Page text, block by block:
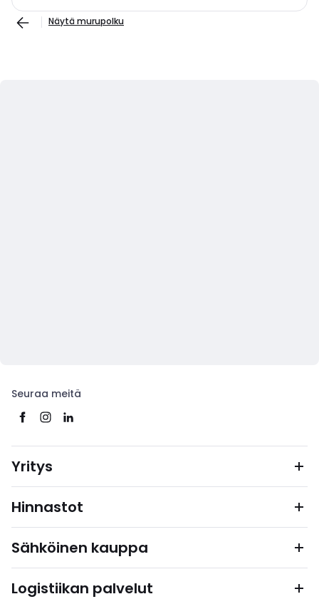
Näytä murupolku
Seuraa meitä
Yritys
Hinnastot
Sähköinen kauppa
Logistiikan palvelut